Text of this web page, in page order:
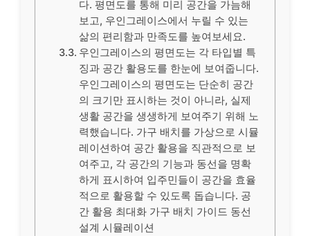
다. 평면도를 통해 미리 공간을 가늠해
보고, 우인그레이스에서 누릴 수 있는
삶의 편리함과 만족도를 높여보세요.
우인그레이스의 평면도는 각 타입별 특
징과 공간 활용도를 한눈에 보여줍니다.
우인그레이스의 평면도는 단순히 공간
의 크기만 표시하는 것이 아니라, 실제
생활 공간을 생생하게 보여주기 위해 노
력했습니다. 가구 배치를 가상으로 시뮬
레이션하여 공간 활용을 직관적으로 보
여주고, 각 공간의 기능과 동선을 명확
하게 표시하여 입주민들이 공간을 효율
적으로 활용할 수 있도록 돕습니다. 공
간 활용 최대화 가구 배치 가이드 동선
설계 시뮬레이션